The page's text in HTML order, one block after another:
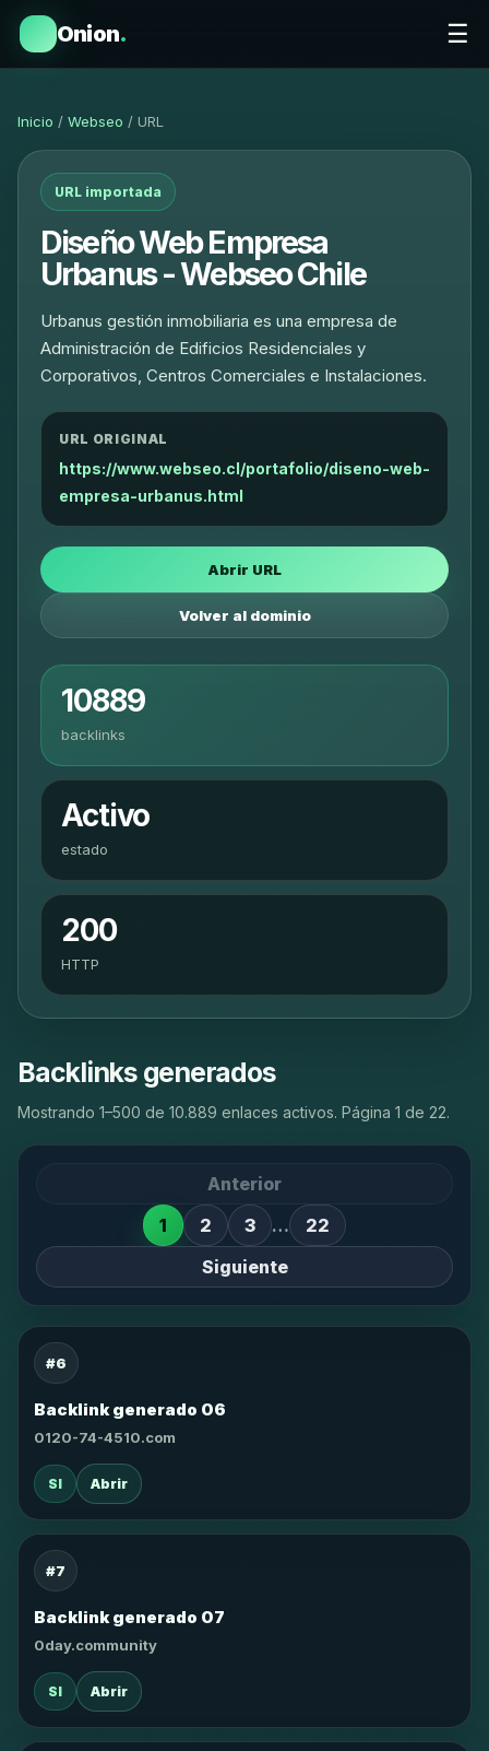
Onion. ☰
Inicio / Webseo / URL
URL importada
Diseño Web Empresa
Urbanus - Webseo Chile
Urbanus gestión inmobiliaria es una empresa de
Administración de Edificios Residenciales y
Corporativos, Centros Comerciales e Instalaciones.
URL ORIGINAL
https://www.webseo.cl/portafolio/diseno-web-
empresa-urbanus.html
Abrir URL
Volver al dominio
10889
backlinks
Activo
estado
200
HTTP
Backlinks generados
Mostrando 1–500 de 10.889 enlaces activos. Página 1 de 22.
Anterior
1
2 3 …
22
Siguiente
#6
Backlink generado 06
0120-74-4510.com
SI Abrir
#7
Backlink generado 07
0day.community
SI Abrir